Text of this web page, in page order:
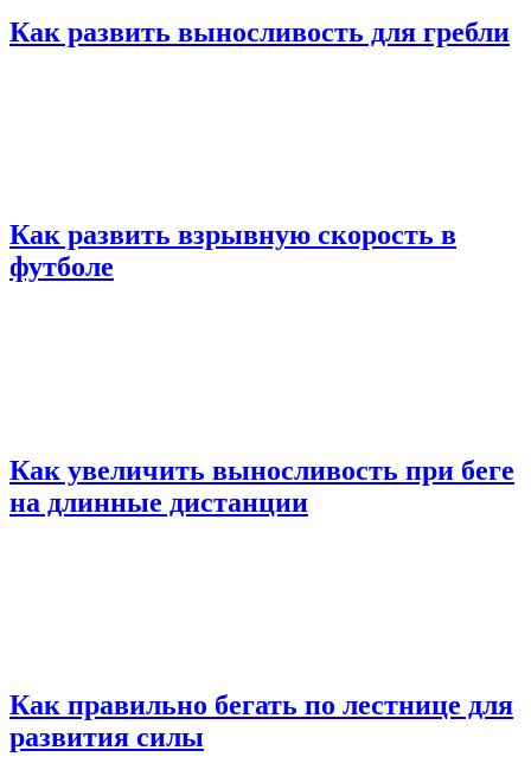
Как развить выносливость для гребли
Как развить взрывную скорость в
футболе
Как увеличить выносливость при беге
на длинные дистанции
Как правильно бегать по лестнице для
развития силы